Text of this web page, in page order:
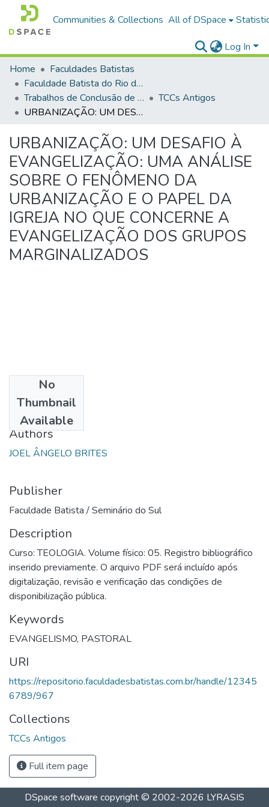
Communities & Collections All of DSpace
Log In
Home
Faculdades Batistas
Faculdade Batista do Rio de Janeiro (FABAT-RJ)
Trabalhos de Conclusão de Curso (TCC)
TCCs Antigos
URBANIZAÇÃO: UM DESAFIO À EVANGELIZAÇÃO: UMA ANÁLISE SOBRE O FENÔMENO DA URBANIZAÇÃO E O PAPEL DA IGREJA NO QUE CONCERNE A EVANGELIZAÇÃO DOS GRUPOS MARGINALIZADOS
URBANIZAÇÃO: UM DESAFIO À
EVANGELIZAÇÃO: UMA ANÁLISE
SOBRE O FENÔMENO DA
URBANIZAÇÃO E O PAPEL DA
IGREJA NO QUE CONCERNE A
EVANGELIZAÇÃO DOS GRUPOS
MARGINALIZADOS
No
Thumbnail
Available
1986
Authors
JOEL ÂNGELO BRITES
Publisher
Faculdade Batista / Seminário do Sul
Description
Curso: TEOLOGIA. Volume físico: 05. Registro bibliográfico
inserido previamente. O arquivo PDF será incluído após
digitalização, revisão e verificação das condições de
disponibilização pública.
Keywords
EVANGELISMO, PASTORAL
URI
https://repositorio.faculdadesbatistas.com.br/handle/12345
6789/967
Collections
TCCs Antigos
Full item page
DSpace software copyright © 2002-2026 LYRASIS